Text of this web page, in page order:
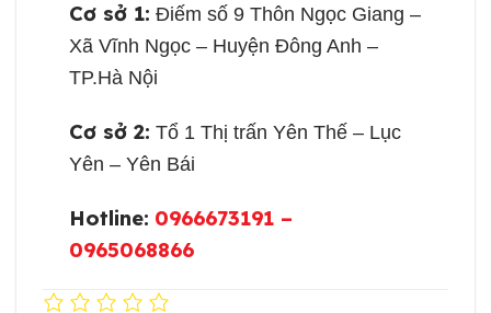
Cơ sở 1: Điếm số 9 Thôn Ngọc Giang –
Xã Vĩnh Ngọc – Huyện Đông Anh –
TP.Hà Nội
Cơ sở 2: Tổ 1 Thị trấn Yên Thế – Lục
Yên – Yên Bái
Hotline: 0966673191 –
0965068866